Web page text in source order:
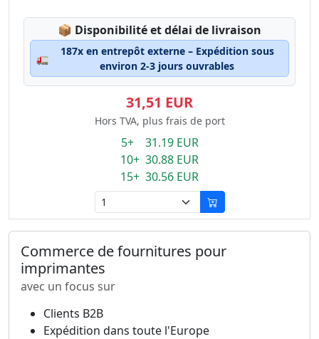
📦 Lagerstatus:
Disponibilité et délai de livraison
🚛
187x en entrepôt externe – Expédition sous
environ 2-3 jours ouvrables
31,51 EUR
Hors TVA, plus frais de port
5+ 31.19 EUR
10+ 30.88 EUR
15+ 30.56 EUR
Commerce de fournitures pour
imprimantes
avec un focus sur
Clients B2B
Expédition dans toute l'Europe